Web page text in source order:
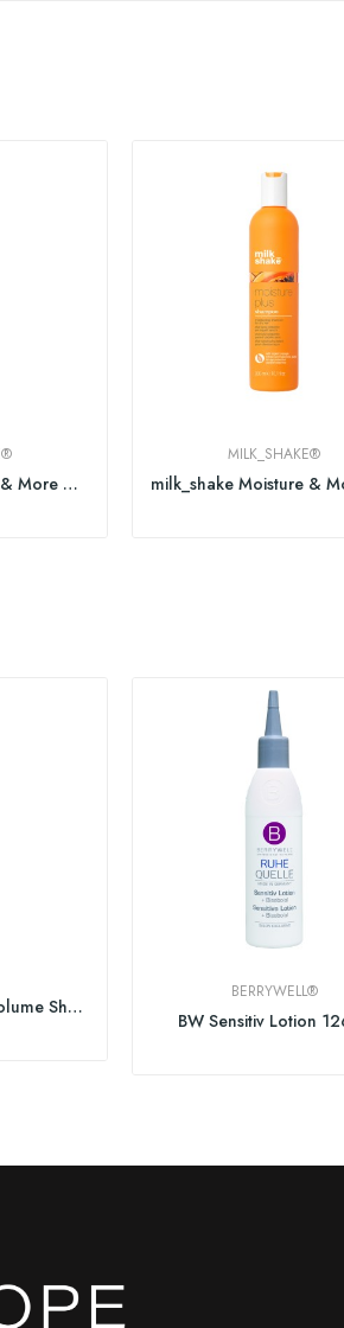
milk_shake Moisture & More Whipped Cream
MILK_SHAKE®
PUR HAIR Organic Volume Shampoo
BERRYWELL®
BW Sensitiv Lotion